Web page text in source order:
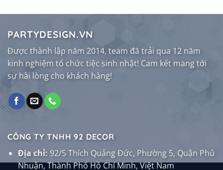
PARTYDESIGN.VN
Được thành lập năm 2014, team đã trải qua 12 năm
kinh nghiệm tổ chức tiệc sinh nhật! Cam kết mang tới
sự hài lòng cho khách hàng!
CÔNG TY TNHH 92 DECOR
Địa chỉ: 92/5 Thích Quảng Đức, Phường 5, Quận Phú
Nhuận, Thành Phố Hồ Chí Minh, Việt Nam